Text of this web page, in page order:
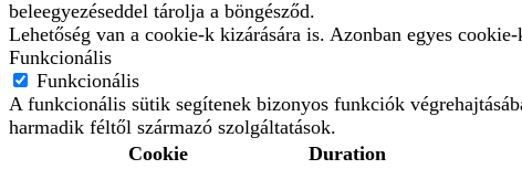
beleegyezéseddel tárolja a böngésződ.
Lehetőség van a cookie-k kizárására is. Azonban egyes
Funkcionális
Funkcionális
A funkcionális sütik segítenek bizonyos funkciók
harmadik féltől származó szolgáltatások.
Cookie
Duration